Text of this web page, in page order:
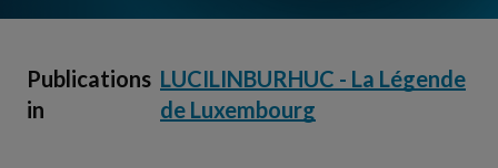
Publications
in
LUCILINBURHUC - La Légende
de Luxembourg